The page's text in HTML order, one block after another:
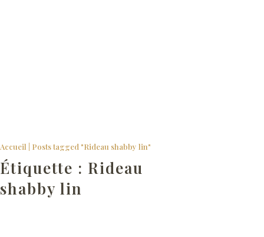
Accueil Posts tagged "Rideau shabby lin"
Étiquette : Rideau
shabby lin